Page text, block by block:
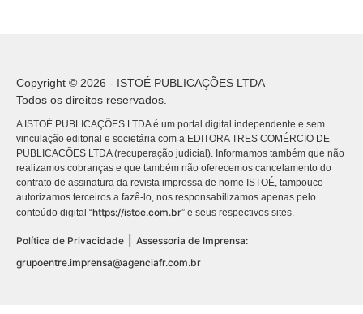
Copyright © 2026 - ISTOÉ PUBLICAÇÕES LTDA
Todos os direitos reservados.
A ISTOÉ PUBLICAÇÕES LTDA é um portal digital independente e sem
vinculação editorial e societária com a EDITORA TRES COMÉRCIO DE
PUBLICACÕES LTDA (recuperação judicial). Informamos também que não
realizamos cobranças e que também não oferecemos cancelamento do
contrato de assinatura da revista impressa de nome ISTOÉ, tampouco
autorizamos terceiros a fazê-lo, nos responsabilizamos apenas pelo
conteúdo digital “https://istoe.com.br” e seus respectivos sites.
Política de Privacidade
Assessoria de Imprensa:
grupoentre.imprensa@agenciafr.com.br